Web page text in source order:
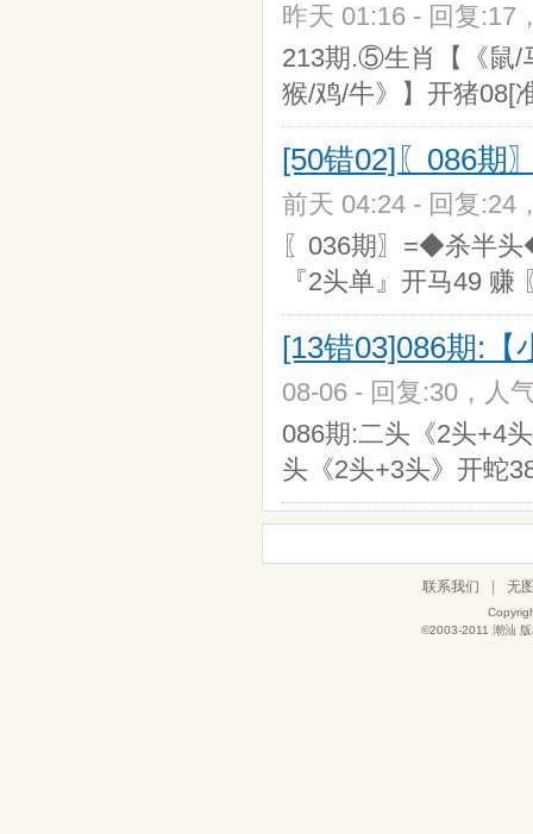
昨天 01:16 - 回复:17
213期.⑤生肖【《鼠/
猴/鸡/牛》】开猪08[
[50错02]〖086
前天 04:24 - 回复:24
〖036期〗=◆杀半
『2头单』开马49
[13错03]086期:【
08-06 - 回复:30，人
086期:二头《2头+4
头《2头+3头》开蛇
联系我们 无
©2003-2011 潮汕